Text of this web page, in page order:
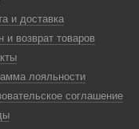
и доставка
и возврат товаров
лояльности
соглашение